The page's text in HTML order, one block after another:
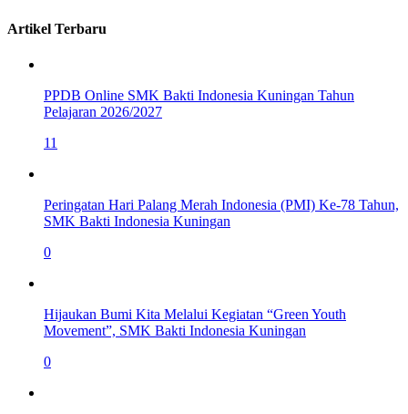
Artikel Terbaru
PPDB Online SMK Bakti Indonesia Kuningan Tahun
Pelajaran 2026/2027
11
Peringatan Hari Palang Merah Indonesia (PMI) Ke-78 Tahun,
SMK Bakti Indonesia Kuningan
0
Hijaukan Bumi Kita Melalui Kegiatan “Green Youth
Movement”, SMK Bakti Indonesia Kuningan
0